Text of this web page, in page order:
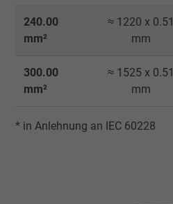
240.00
mm²
≈ 1220 x 0.51
mm
300.00
mm²
≈ 1525 x 0.51
mm
* in Anlehnung an IEC 60228